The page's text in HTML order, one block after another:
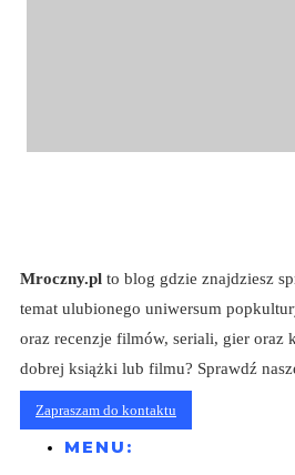
Mroczny.pl to blog gdzie znajdziesz
temat ulubionego uniwersum
oraz recenzje filmów, seriali, gier oraz
dobrej książki lub filmu? Sprawdź
Zapraszam do kontaktu
MENU: